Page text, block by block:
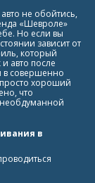
не обойтись,
«Шевроле»
Но если вы
зависит от
который
авто после
в совершенно
хороший
что
в